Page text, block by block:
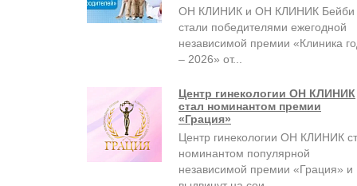
ОН КЛИНИК и ОН КЛИНИК Бейби
стали победителями ежегодной
независимой премии «Клиника
– 2026» от...
Центр гинекологии ОН КЛИНИК
стал номинантом премии
«Грация»
Центр гинекологии ОН КЛИНИК
номинантом популярной
независимой премии «Грация» и